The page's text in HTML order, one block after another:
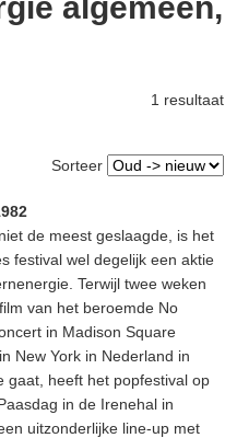
1 resultaat
Sorteer
de meest geslaagde, is het
festival wel degelijk een aktie
Terwijl twee weken
van het beroemde No
in Madison Square
New York in Nederland in
gaat, heeft het popfestival op
in de Irenehal in
uitzonderlijke line-up met